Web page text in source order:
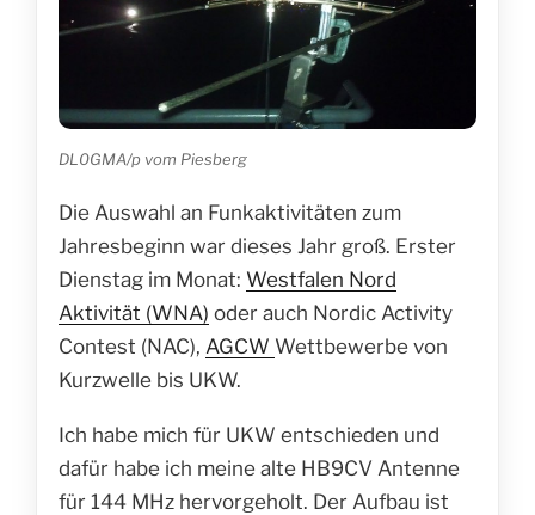
DL0GMA/p vom Piesberg
Die Auswahl an Funkaktivitäten zum
Jahresbeginn war dieses Jahr groß. Erster
Dienstag im Monat: Westfalen Nord
Aktivität (WNA) oder auch Nordic Activity
Contest (NAC), AGCW Wettbewerbe von
Kurzwelle bis UKW.
Ich habe mich für UKW entschieden und
dafür habe ich meine alte HB9CV Antenne
für 144 MHz hervorgeholt. Der Aufbau ist